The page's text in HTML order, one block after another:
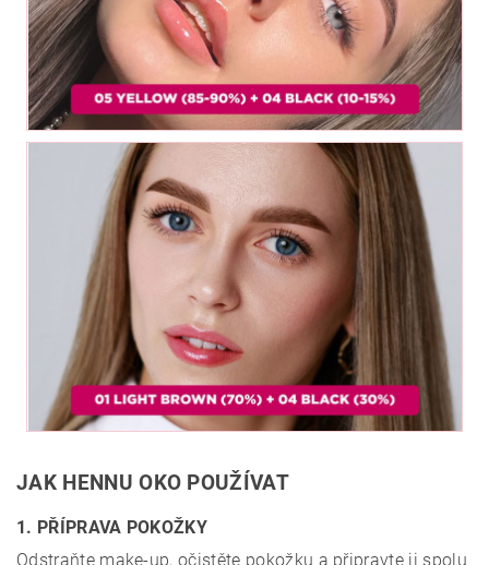
JAK HENNU OKO POUŽÍVAT
1. PŘÍPRAVA POKOŽKY
Odstraňte make-up, očistěte pokožku a připravte ji spolu